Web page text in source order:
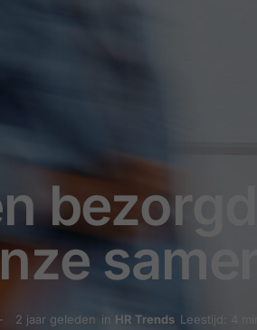
2 jaar geleden in HR Trends Leestijd: 4